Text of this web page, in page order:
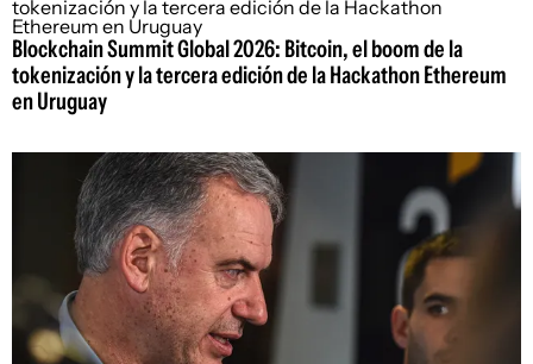
Blockchain Summit Global 2026: Bitcoin, el boom de la
tokenización y la tercera edición de la Hackathon Ethereum
en Uruguay